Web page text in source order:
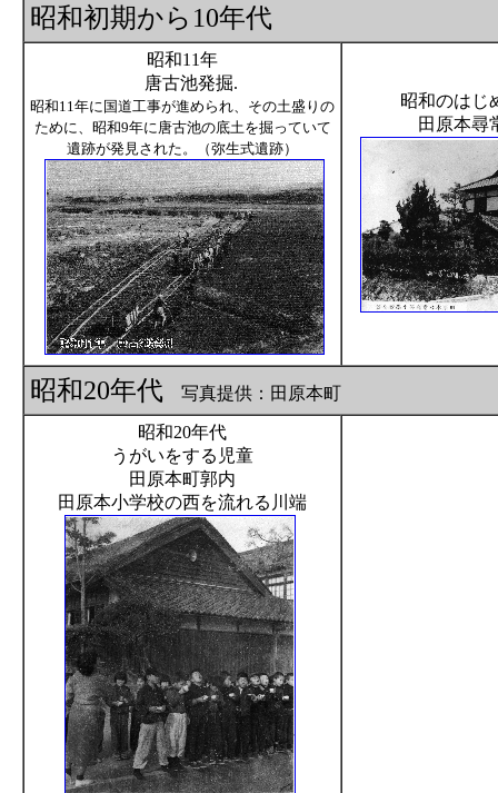
昭和初期から10年代
昭和11年
唐古池発掘.
昭和11年に国道工事が進められ、その土盛りの
ために、昭和9年に唐古池の底土を掘っていて
遺跡が発見された。（弥生式遺跡）
昭和のはじ
田原本尋
昭和20年代 写真提供：田原本町
昭和20年代
うがいをする児童
田原本町郭内
田原本小学校の西を流れる川端